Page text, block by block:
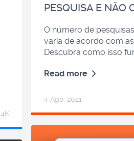
PESQUISA E NÃO
O número de
varia de acordo com
Descubra como isso
Read more
4 Ago, 2021
4K